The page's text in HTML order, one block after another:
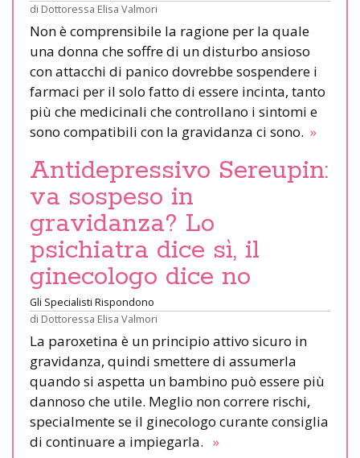
di Dottoressa Elisa Valmori
Non è comprensibile la ragione per la quale
una donna che soffre di un disturbo ansioso
con attacchi di panico dovrebbe sospendere i
farmaci per il solo fatto di essere incinta, tanto
più che medicinali che controllano i sintomi e
sono compatibili con la gravidanza ci sono. »
Antidepressivo Sereupin:
va sospeso in
gravidanza? Lo
psichiatra dice sì, il
ginecologo dice no
Gli Specialisti Rispondono
di Dottoressa Elisa Valmori
La paroxetina è un principio attivo sicuro in
gravidanza, quindi smettere di assumerla
quando si aspetta un bambino può essere più
dannoso che utile. Meglio non correre rischi,
specialmente se il ginecologo curante consiglia
di continuare a impiegarla. »